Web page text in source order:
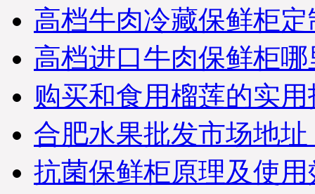
高档牛肉冷藏保鲜柜定
高档进口牛肉保鲜柜
购买和食用榴莲的实
合肥水果批发市场地
抗菌保鲜柜原理及使用